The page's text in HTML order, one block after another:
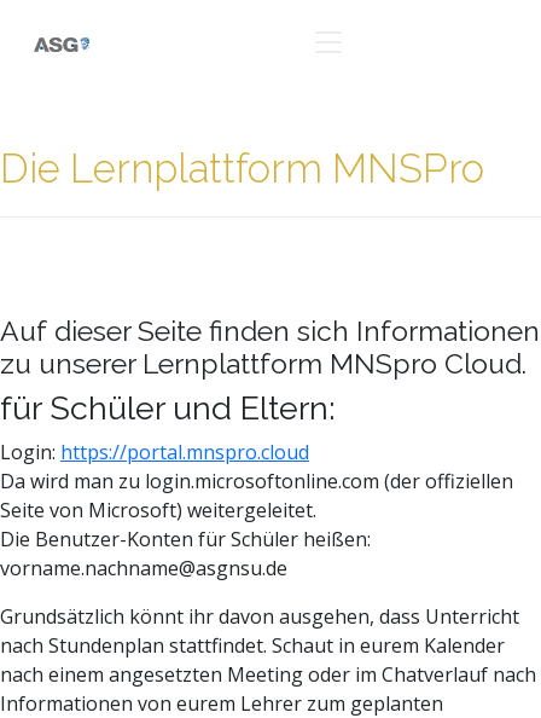
Die Lernplattform MNSPro
Auf dieser Seite finden sich Informationen
zu unserer Lernplattform MNSpro Cloud.
für Schüler und Eltern:
Login: https://portal.mnspro.cloud
Da wird man zu login.microsoftonline.com (der offiziellen
Seite von Microsoft) weitergeleitet.
Die Benutzer-Konten für Schüler heißen:
vorname.nachname@asgnsu.de
Grundsätzlich könnt ihr davon ausgehen, dass Unterricht
nach Stundenplan stattfindet. Schaut in eurem Kalender
nach einem angesetzten Meeting oder im Chatverlauf nach
Informationen von eurem Lehrer zum geplanten